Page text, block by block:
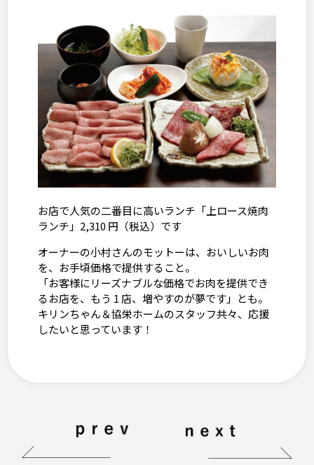
お店で人気の二番目に高いランチ「上ロース焼肉
ランチ」2,310 円（税込）です
オーナーの小村さんのモットーは、おいしいお肉
を、お手頃価格で提供すること。
「お客様にリーズナブルな価格でお肉を提供でき
るお店を、もう 1 店、増やすのが夢です」とも。
キリンちゃん＆協栄ホームのスタッフ共々、応援
したいと思っています！